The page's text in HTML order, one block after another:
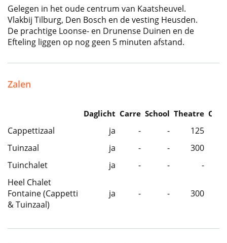
Gelegen in het oude centrum van Kaatsheuvel.
Vlakbij Tilburg, Den Bosch en de vesting Heusden.
De prachtige Loonse- en Drunense Duinen en de
Efteling liggen op nog geen 5 minuten afstand.
Zalen
Daglicht Carre School Theatre
Cappettizaal ja - - 125
Tuinzaal
ja - - 300
Tuinchalet
ja - -
-
Heel Chalet
Fontaine (Cappetti
& Tuinzaal)
ja - - 300